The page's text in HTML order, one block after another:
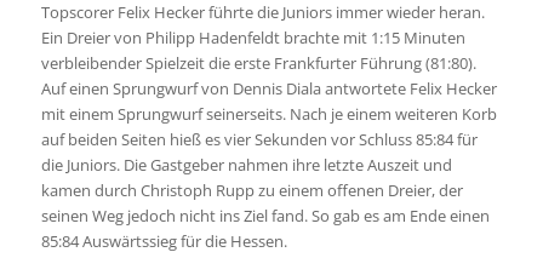
Topscorer Felix Hecker führte die Juniors immer wieder heran.
Ein Dreier von Philipp Hadenfeldt brachte mit 1:15 Minuten
verbleibender Spielzeit die erste Frankfurter Führung (81:80).
Auf einen Sprungwurf von Dennis Diala antwortete Felix Hecker
mit einem Sprungwurf seinerseits. Nach je einem weiteren Korb
auf beiden Seiten hieß es vier Sekunden vor Schluss 85:84 für
die Juniors. Die Gastgeber nahmen ihre letzte Auszeit und
kamen durch Christoph Rupp zu einem offenen Dreier, der
seinen Weg jedoch nicht ins Ziel fand. So gab es am Ende einen
85:84 Auswärtssieg für die Hessen.